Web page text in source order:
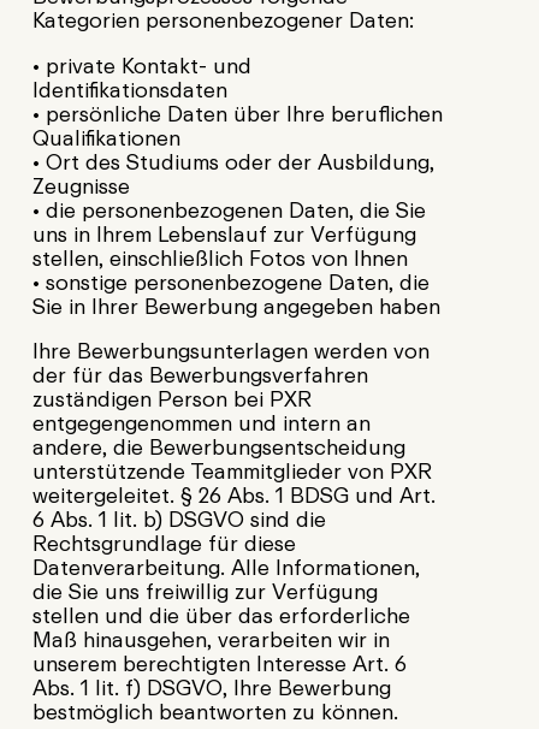
Kategorien personenbezogener Daten:
• private Kontakt- und
Identifikationsdaten
• persönliche Daten über Ihre beruflichen
Qualifikationen
• Ort des Studiums oder der Ausbildung,
Zeugnisse
• die personenbezogenen Daten, die Sie
uns in Ihrem Lebenslauf zur Verfügung
stellen, einschließlich Fotos von Ihnen
• sonstige personenbezogene Daten, die
Sie in Ihrer Bewerbung angegeben haben
Ihre Bewerbungsunterlagen werden von
der für das Bewerbungsverfahren
zuständigen Person bei PXR
entgegengenommen und intern an
andere, die Bewerbungsentscheidung
unterstützende Teammitglieder von PXR
weitergeleitet. § 26 Abs. 1 BDSG und Art.
6 Abs. 1 lit. b) DSGVO sind die
Rechtsgrundlage für diese
Datenverarbeitung. Alle Informationen,
die Sie uns freiwillig zur Verfügung
stellen und die über das erforderliche
Maß hinausgehen, verarbeiten wir in
unserem berechtigten Interesse Art. 6
Abs. 1 lit. f) DSGVO, Ihre Bewerbung
bestmöglich beantworten zu können.